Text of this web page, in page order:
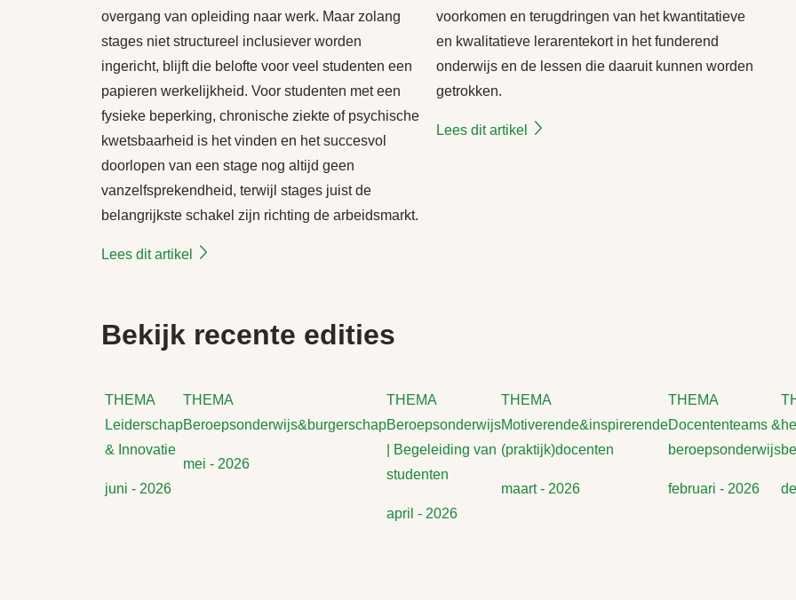
overgang van opleiding naar werk. Maar zolang
stages niet structureel inclusiever worden
ingericht, blijft die belofte voor veel studenten een
papieren werkelijkheid. Voor studenten met een
fysieke beperking, chronische ziekte of psychische
kwetsbaarheid is het vinden en het succesvol
doorlopen van een stage nog altijd geen
vanzelfsprekendheid, terwijl stages juist de
belangrijkste schakel zijn richting de arbeidsmarkt.
Lees dit artikel
voorkomen en terugdringen van het kwantitatieve
en kwalitatieve lerarentekort in het funderend
onderwijs en de lessen die daaruit kunnen worden
getrokken.
Lees dit artikel
Bekijk recente edities
THEMA
Leiderschap
& Innovatie
juni - 2026
THEMA
Beroepsonderwijs&burgerschap
mei - 2026
THEMA
Beroepsonderwijs
| Begeleiding van
studenten
april - 2026
THEMA
Motiverende&inspirerende
(praktijk)docenten
maart - 2026
THEMA
Docententeams &
beroepsonderwijs
februari - 2026